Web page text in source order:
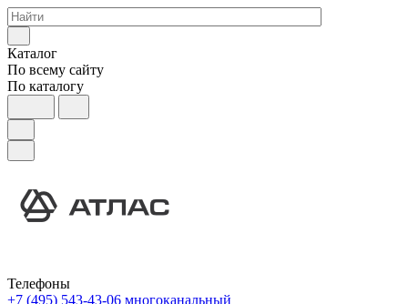
Каталог
По всему сайту
По каталогу
Телефоны
+7 (495) 543-43-06 многоканальный